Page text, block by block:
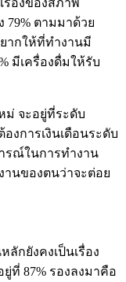
79% ตามมาด้วย
ากให้ที่ทำงานมี
มีเครื่องดื่มให้รับ
ม่ จะอยู่ที่ระดับ
องการเงินเดือนระดับ
รณ์ในการทำงาน
นของตนว่าจะต่อย
กยังคงเป็นเรื่อง
ที่ 87% รองลงมาคือ